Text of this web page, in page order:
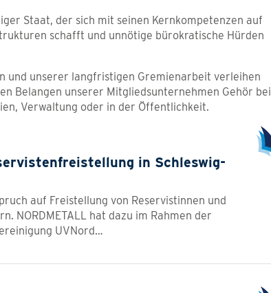
Staat, der sich mit seinen Kernkompetenzen auf
schafft und unnötige bürokratische Hürden
und unserer langfristigen Gremienarbeit verleihen
Belangen unserer Mitgliedsunternehmen Gehör bei
Verwaltung oder in der Öffentlichkeit.
in Schleswig-
auf Freistellung von Reservistinnen und
NORDMETALL hat dazu im Rahmen der
UVNord…